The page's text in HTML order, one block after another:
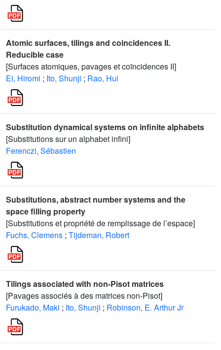
Atomic surfaces, tilings and coincidences II.
Reducible case
[Surfaces atomiques, pavages et coïncidences II]
Ei, Hiromi ; Ito, Shunji ; Rao, Hui
Substitution dynamical systems on infinite alphabets
[Substitutions sur un alphabet infini]
Ferenczi, Sébastien
Substitutions, abstract number systems and the
space filling property
[Substitutions et propriété de remplissage de l’espace]
Fuchs, Clemens ; Tijdeman, Robert
Tilings associated with non-Pisot matrices
[Pavages associés à des matrices non-Pisot]
Furukado, Maki ; Ito, Shunji ; Robinson, E. Arthur Jr